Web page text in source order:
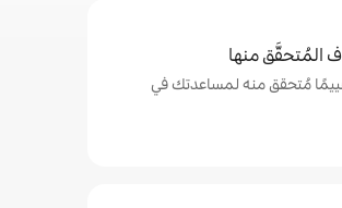
المُتحقَّق منها
من 5,390 تقييمًا مُتحقق منه لمساعدتك في